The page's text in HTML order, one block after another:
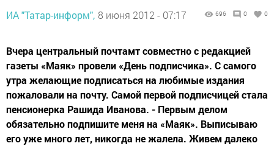
ИА "Татар-информ", 8 июня 2012 - 07:17 696 0 0
Вчера центральный почтамт совместно с редакцией
газеты «Маяк» провели «День подписчика». С самого
утра желающие подписаться на любимые издания
пожаловали на почту. Самой первой подписчицей стала
пенсионерка Рашида Иванова. - Первым делом
обязательно подпишите меня на «Маяк». Выписываю
его уже много лет, никогда не жалела. Живем далеко